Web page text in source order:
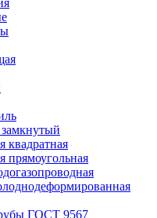
квадратная
прямоугольная
ГОСТ 9567